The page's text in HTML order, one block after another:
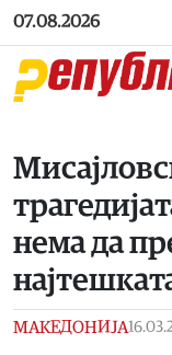
Skip to main content
07.08.2026
нема да
МАКЕДОНИЈА